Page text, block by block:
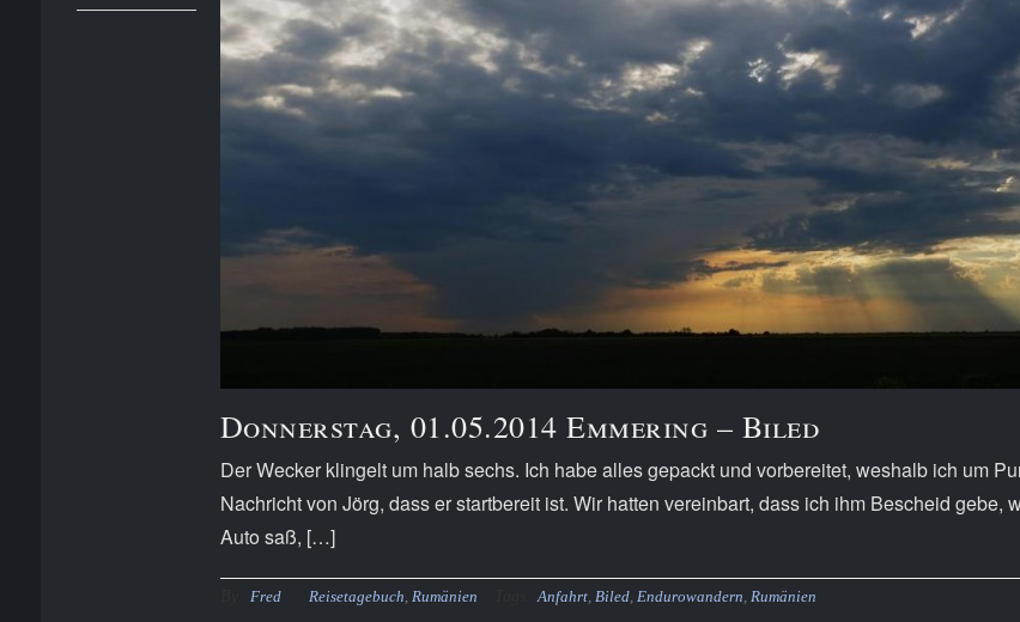
Donnerstag, 01.05.2014 Emmering – Biled
Der Wecker klingelt um halb sechs. Ich habe alles gepackt und vorbereitet, weshalb ich um
Nachricht von Jörg, dass er startbereit ist. Wir hatten vereinbart, dass ich ihm Bescheid gebe,
Auto saß, […]
Fred Reisetagebuch,Rumänien Anfahrt, Biled, Endurowandern, Rumänien